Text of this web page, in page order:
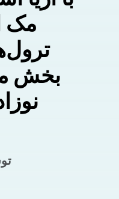
مک
بخش